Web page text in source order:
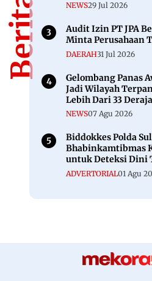
NEWS29 Jul 2026
Audit Izin PT JPA
Minta Perusahaan
DAERAH31 Jul 2026
Gelombang Panas
Jadi Wilayah
Lebih Dari 33
NEWS07 Agu 2026
Biddokkes Polda
Bhabinkamtibmas
untuk Deteksi Dini
ADVERTORIAL01 Agu